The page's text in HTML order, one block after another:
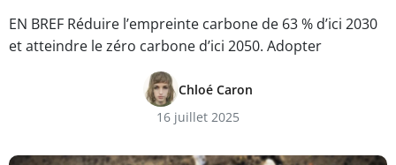
EN BREF Réduire l’empreinte carbone de 63 % d’ici 2030
et atteindre le zéro carbone d’ici 2050. Adopter
Chloé Caron
16 juillet 2025